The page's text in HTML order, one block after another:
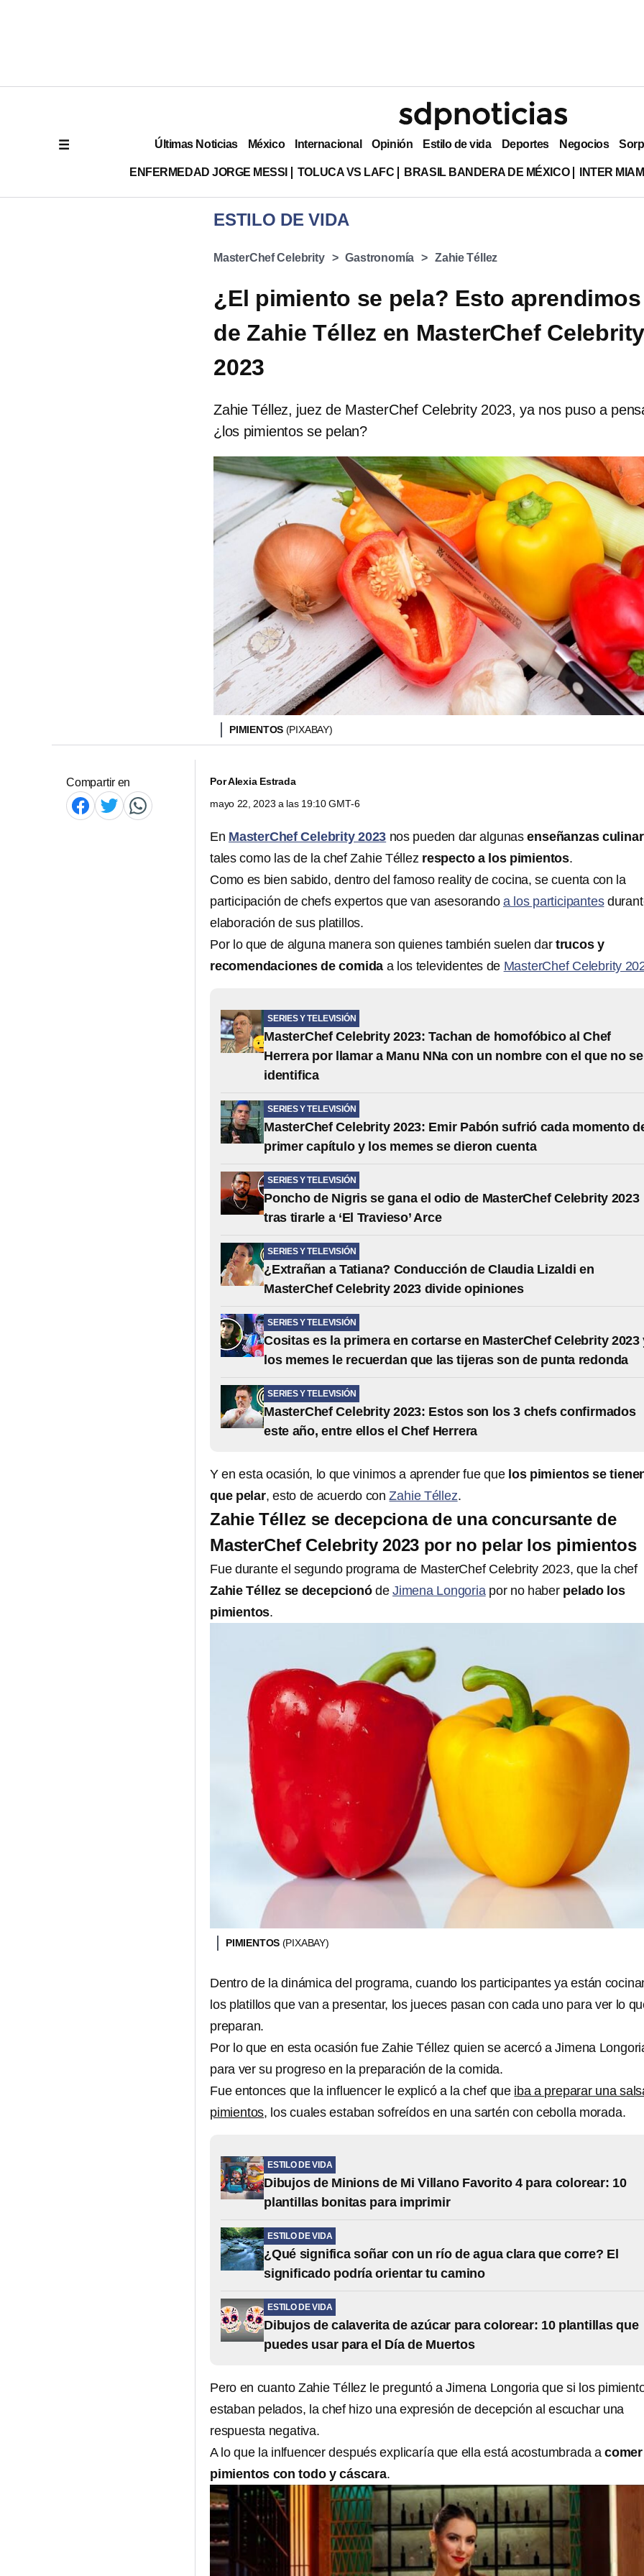
Últimas Noticias México Internacional Opinión Estilo de vida Deportes Negocios
ENFERMEDAD JORGE MESSI TOLUCA VS LAFC BRASIL BANDERA DE MÉXICO INTER
ESTILO DE VIDA
MasterChef Celebrity Gastronomía Zahie Téllez
¿El pimiento se pela? Esto aprendimos
de Zahie Téllez en MasterChef
2023
Zahie Téllez, juez de MasterChef Celebrity 2023, ya nos puso a
¿los pimientos se pelan?
PIMIENTOS (PIXABAY)
Compartir en PorAlexia Estrada
mayo 22, 2023 a las 19:10 GMT-6
En MasterChef Celebrity 2023 nos pueden dar algunasenseñanzas
tales como las de la chef Zahie Téllez respecto a los pimientos.
Como es bien sabido, dentro del famoso reality de cocina, se cuenta con la
participación de chefs expertos que van asesorando a los participantes
elaboración de sus platillos.
Por lo que de alguna manera son quienes también suelen dar trucos y
recomendaciones de comida a los televidentes de MasterChef Celebrity
SERIES Y TELEVISIÓN
MasterChef Celebrity 2023: Tachan de homofóbico al Chef
Herrera por llamar a Manu NNa con un nombre con el que no se
identifica
SERIES Y TELEVISIÓN
MasterChef Celebrity 2023: Emir Pabón sufrió cada momento
primer capítulo y los memes se dieron cuenta
SERIES Y TELEVISIÓN
Poncho de Nigris se gana el odio de MasterChef Celebrity 2023
tras tirarle a ‘El Travieso’ Arce
SERIES Y TELEVISIÓN
¿Extrañan a Tatiana? Conducción de Claudia Lizaldi en
MasterChef Celebrity 2023 divide opiniones
SERIES Y TELEVISIÓN
Cositas es la primera en cortarse en MasterChef Celebrity 2023
los memes le recuerdan que las tijeras son de punta redonda
SERIES Y TELEVISIÓN
MasterChef Celebrity 2023: Estos son los 3 chefs confirmados
este año, entre ellos el Chef Herrera
Y en esta ocasión, lo que vinimos a aprender fue que los pimientos se
que pelar, esto de acuerdo conZahie Téllez.
Zahie Téllez se decepciona de una concursante de
MasterChef Celebrity 2023 por no pelar los pimientos
Fue durante el segundo programa de MasterChef Celebrity 2023, que la chef
Zahie Téllez se decepcionódeJimena Longoriapor no haber pelado los
pimientos.
PIMIENTOS (PIXABAY)
Dentro de la dinámica del programa, cuando los participantes ya están
los platillos que van a presentar, los jueces pasan con cada uno para ver lo
preparan.
Por lo que en esta ocasión fue Zahie Téllez quien se acercó a Jimena
para ver su progreso en la preparación de la comida.
Fue entonces que la influencer le explicó a la chef que iba a preparar una
pimientos, los cuales estaban sofreídos en una sartén con cebolla morada.
ESTILO DE VIDA
Dibujos de Minions de Mi Villano Favorito 4 para colorear: 10
plantillas bonitas para imprimir
ESTILO DE VIDA
¿Qué significa soñar con un río de agua clara que corre? El
significado podría orientar tu camino
ESTILO DE VIDA
Dibujos de calaverita de azúcar para colorear: 10 plantillas que
puedes usar para el Día de Muertos
Pero en cuanto Zahie Téllez le preguntó a Jimena Longoria que si los
estaban pelados, la chef hizo una expresión de decepción al escuchar una
respuesta negativa.
A lo que la inlfuencer después explicaría que ella está acostumbrada a
pimientos con todo y cáscara.